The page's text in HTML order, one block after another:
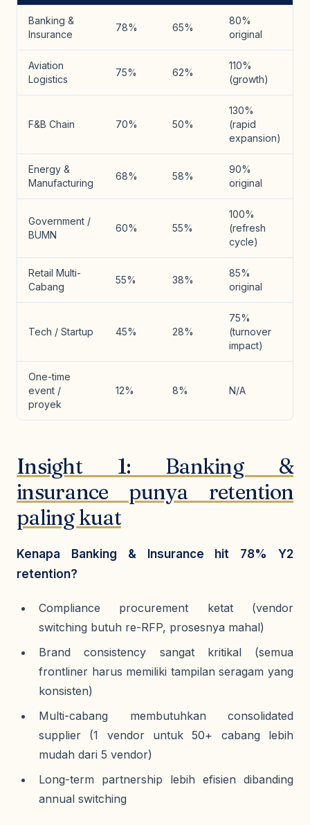
Banking &
Insurance
78% 65%
80%
original
Aviation
Logistics
75% 62%
110%
(growth)
F&B Chain 70% 50%
130%
(rapid
expansion)
Energy &
Manufacturing
68% 58%
90%
original
Government /
BUMN
60% 55%
100%
(refresh
cycle)
Retail Multi-
Cabang
55% 38%
85%
original
Tech / Startup 45% 28%
75%
(turnover
impact)
One-time
event /
proyek
12% 8% N/A
Insight 1: Banking &
insurance punya retention
paling kuat
Kenapa Banking & Insurance hit 78% Y2
retention?
Compliance procurement ketat (vendor
switching butuh re-RFP, prosesnya mahal)
Brand consistency sangat kritikal (semua
frontliner harus memiliki tampilan seragam yang
konsisten)
Multi-cabang membutuhkan consolidated
supplier (1 vendor untuk 50+ cabang lebih
mudah dari 5 vendor)
Long-term partnership lebih efisien dibanding
annual switching